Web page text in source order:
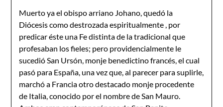
Muerto ya el obispo arriano Johano, quedó la
Diócesis como destrozada espiritualmente , por
predicar éste una Fe distinta de la tradicional que
profesaban los fieles; pero providencialmente le
sucedió San Ursón, monje benedictino francés, el cual
pasó para Espa­ña, una vez que, al parecer para suplirle,
marchó a Francia otro destacado monje procedente
de Italia, conocido por el nombre de San Mauro.